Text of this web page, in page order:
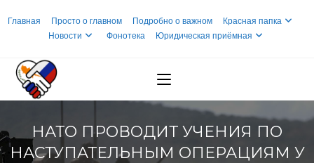
Главная Просто о главном Подробно о важном
Красная папка
Новости
Фонотека Юридическая приёмная
НАТО ПРОВОДИТ УЧЕНИЯ ПО
НАСТУПАТЕЛЬНЫМ ОПЕРАЦИЯМ У